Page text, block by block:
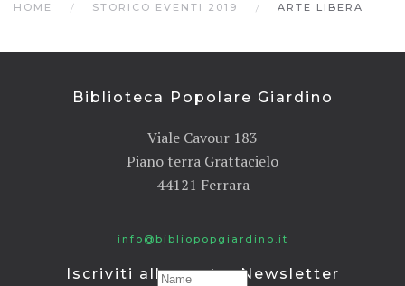
HOME STORICO EVENTI 2019 ARTE LIBERA
Biblioteca Popolare Giardino
Viale Cavour 183
Piano terra Grattacielo
44121 Ferrara
info@bibliopopgiardino.it
Iscriviti alla nostra Newsletter